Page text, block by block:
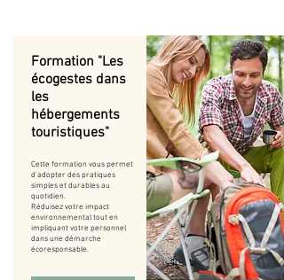
Formation "Les
écogestes dans
les
hébergements
touristiques"
Cette formation vous permet
d'adopter des pratiques
simples et durables au
quotidien.
Réduisez votre impact
environnemental tout en
impliquant votre personnel
dans une démarche
écoresponsable.